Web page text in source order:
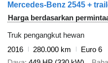
Mercedes-Benz 2545 +
Harga berdasarkan
Truk pengangkut hewan
2016
280.000 km
Euro 6